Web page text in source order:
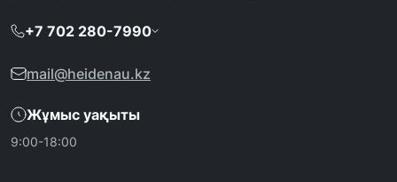
+7 702 280-7990
mail@heidenau.kz
Жұмыс уақыты
9:00-18:00